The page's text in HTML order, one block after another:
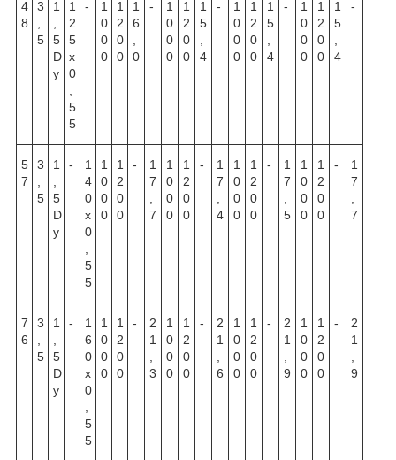
4
8
3
5
1
5
D
y
1
2
5
х
0
5
5
-
1
0
0
0
1
2
0
0
1
6
0
-
1
0
0
0
1
2
0
0
1
5
4
-
1
0
0
0
1
2
0
0
1
5
4
-
1
0
0
0
1
2
0
0
1
5
4
-
5
7
3
5
1
5
D
y
-
1
4
0
х
0
5
5
1
0
0
0
1
2
0
0
-
1
7
7
1
0
0
0
1
2
0
0
-
1
7
4
1
0
0
0
1
2
0
0
-
1
7
5
1
0
0
0
1
2
0
0
-
1
7
7
7
6
3
5
1
5
D
y
-
1
6
0
х
0
5
5
1
0
0
0
1
2
0
0
-
2
1
3
1
0
0
0
1
2
0
0
-
2
1
6
1
0
0
0
1
2
0
0
-
2
1
9
1
0
0
0
1
2
0
0
-
2
1
9